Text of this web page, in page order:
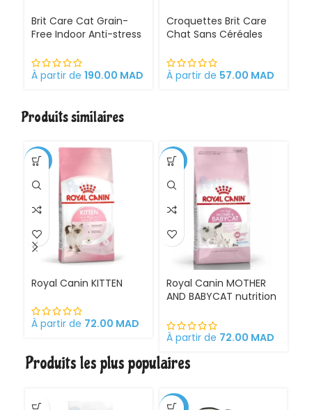
Brit Care Cat Grain-
Free Indoor Anti-stress
pour votre Chat
d’Intérieur
À partir de 190.00 MAD
Croquettes Brit Care
Chat Sans Céréales
Complète et
Hypoallergénique Pour
Immunitaire
À partir de 57.00 MAD
Produits similaires
-1%
Royal Canin KITTEN
À partir de 72.00 MAD
-11%
Royal Canin MOTHER
AND BABYCAT nutrition
et ses chatons
Croquettes pour
gestantes/allaitantes
À partir de 72.00 MAD
Produits les plus populaires
-30%